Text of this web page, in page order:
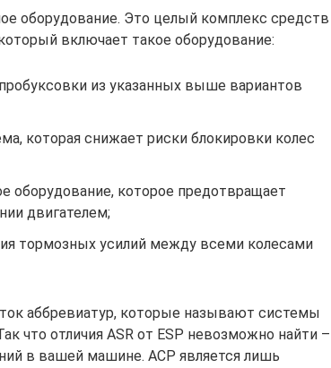
оборудование. Это целый комплекс средств
включает такое оборудование:
из указанных выше вариантов
которая снижает риски блокировки колес
оборудование, которое предотвращает
двигателем;
тормозных усилий между всеми колесами
аббревиатур, которые называют системы
что отличия ASR от ESP невозможно найти –
в вашей машине. АСР является лишь